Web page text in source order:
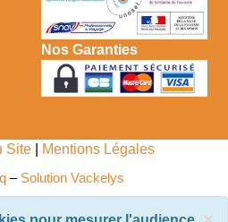
Nos Garanties
Site|
Mentions Légales
– Solution Vackelys